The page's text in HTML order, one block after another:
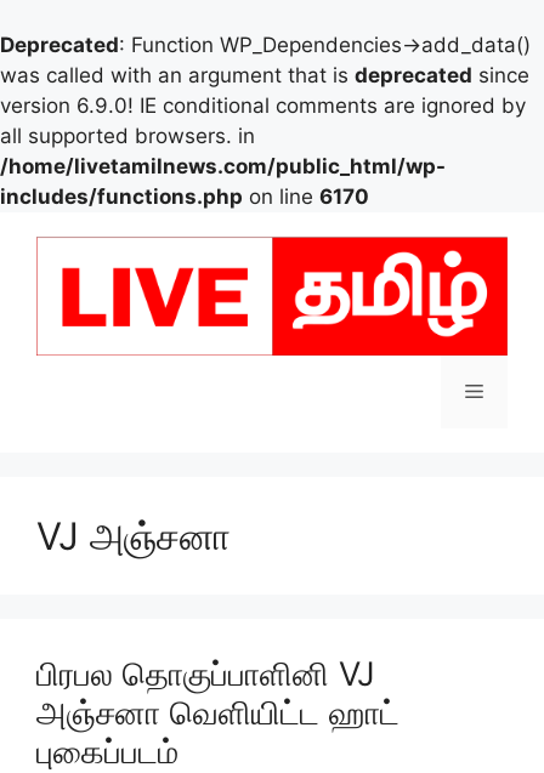
Deprecated: Function WP_Dependencies->add_data()
was called with an argument that is deprecated since
version 6.9.0! IE conditional comments are ignored by
all supported browsers. in
/home/livetamilnews.com/public_html/wp-
includes/functions.php on line 6170
Menu
VJ அஞ்சனா
பிரபல தொகுப்பாளினி VJ
அஞ்சனா வெளியிட்ட ஹாட்
புகைப்படம்